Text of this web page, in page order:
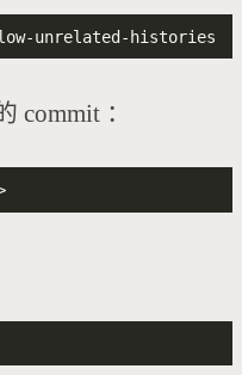
：
git cherry-pick <commit-hash>